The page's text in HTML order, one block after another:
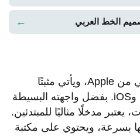
←
هو البرنامج المجاني من Apple، ويأتي مثبتًا
مسبقًا على أجهزة macOS وiOS. بفضل واجهته البسيطة
يعتبر مدخلًا مثاليًا للمبتدئين.
بسرعة، ويحتوي على مكتبة